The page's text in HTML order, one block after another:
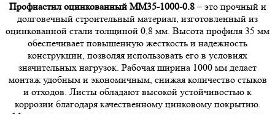
Профнастил оцинкованный ММ35-1000-0.8– это прочный и
долговечный строительный материал, изготовленный из
оцинкованной стали толщиной 0,8 мм. Высота профиля 35 мм
обеспечивает повышенную жесткость и надежность
конструкции, позволяя использовать его в условиях
значительных нагрузок. Рабочая ширина 1000 мм делает
монтаж удобным и экономичным, снижая количество стыков
и отходов. Листы обладают высокой устойчивостью к
коррозии благодаря качественному цинковому покрытию.